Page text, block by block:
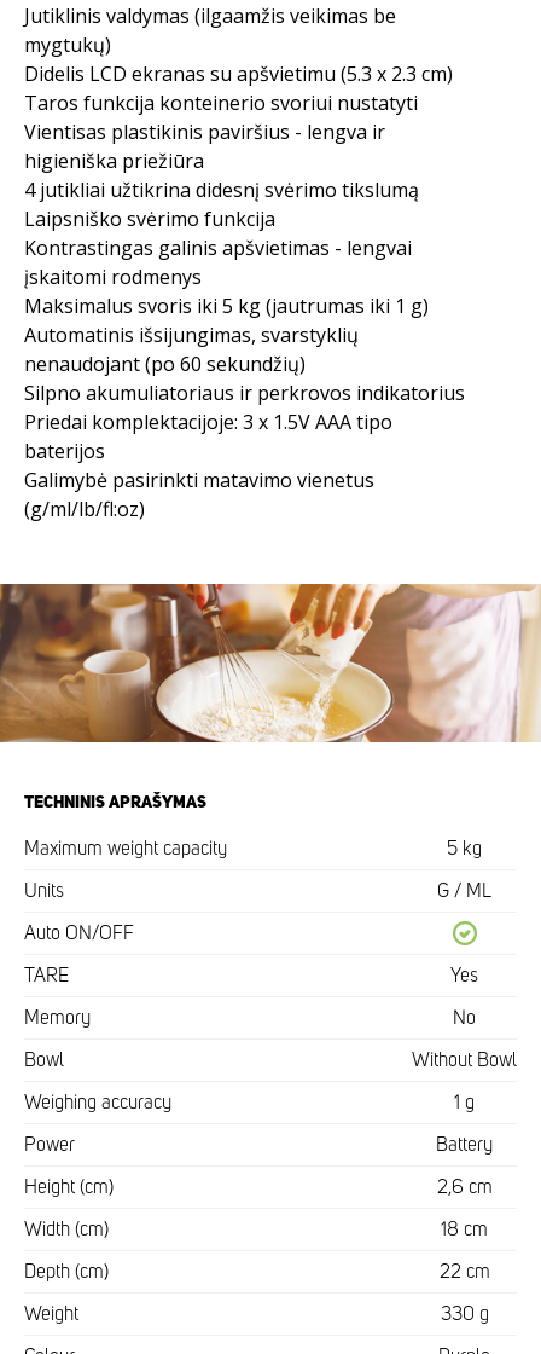
Jutiklinis valdymas (ilgaamžis veikimas be
mygtukų)
Didelis LCD ekranas su apšvietimu (5.3 x 2.3 cm)
Taros funkcija konteinerio svoriui nustatyti
Vientisas plastikinis paviršius - lengva ir
higieniška priežiūra
4 jutikliai užtikrina didesnį svėrimo tikslumą
Laipsniško svėrimo funkcija
Kontrastingas galinis apšvietimas - lengvai
įskaitomi rodmenys
Maksimalus svoris iki 5 kg (jautrumas iki 1 g)
Automatinis išsijungimas, svarstyklių
nenaudojant (po 60 sekundžių)
Silpno akumuliatoriaus ir perkrovos indikatorius
Priedai komplektacijoje: 3 x 1.5V AAA tipo
baterijos
Galimybė pasirinkti matavimo vienetus
(g/ml/lb/fl:oz)
TECHNINIS APRAŠYMAS
Maximum weight capacity 5 kg
Units G / ML
Auto ON/OFF
TARE Yes
Memory No
Bowl Without Bowl
Weighing accuracy 1 g
Power Battery
Height (cm) 2,6 cm
Width (cm) 18 cm
Depth (cm) 22 cm
Weight 330 g